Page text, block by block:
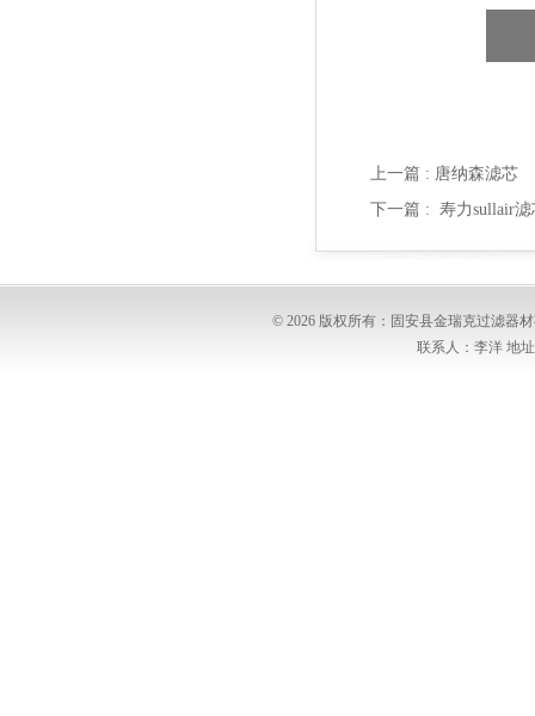
上一篇 : 唐纳森滤芯
下一篇 : 寿力sullair滤
© 2026 版权所有：固安县金瑞克过滤器
联系人：李洋 地